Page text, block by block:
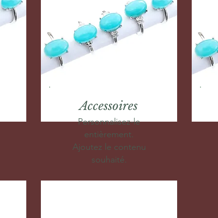
Accessoires
Personnalisez-le
entièrement.
Ajoutez le contenu
souhaité.